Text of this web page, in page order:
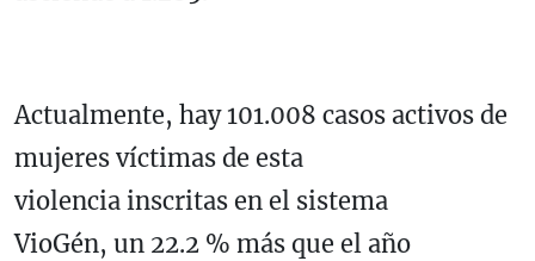
Actualmente, hay 101.008 casos activos de
mujeres víctimas de esta
violencia inscritas en el sistema
VioGén, un 22.2 % más que el año